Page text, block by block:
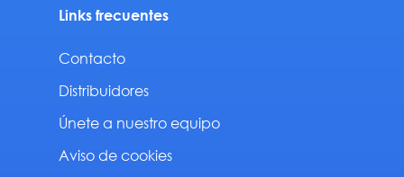
Links frecuentes
Contacto
Distribuidores
Únete a nuestro equipo
Aviso de cookies